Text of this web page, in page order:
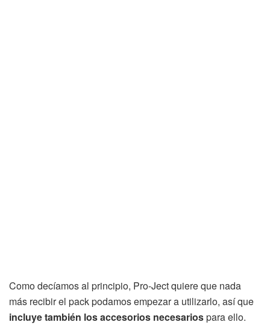
Como decíamos al principio, Pro-Ject quiere que nada
más recibir el pack podamos empezar a utilizarlo, así que
incluye también los accesorios necesariospara ello.